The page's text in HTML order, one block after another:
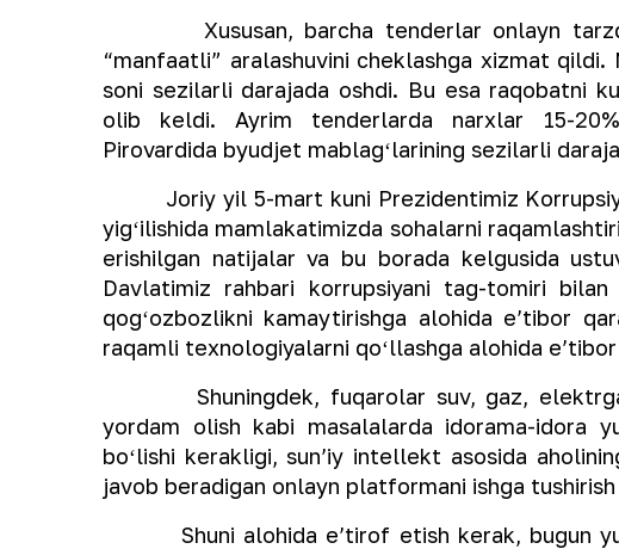
Xususan, barcha tenderlar onlayn tarzda
“manfaatli” aralashuvini cheklashga xizmat
soni sezilarli darajada oshdi. Bu esa raqobatni
olib keldi. Ayrim tenderlarda narxlar 15-
Pirovardida byudjet mablagʻlarining sezilarli
Joriy yil 5-mart kuni Prezidentimiz
yigʻilishida mamlakatimizda sohalarni
erishilgan natijalar va bu borada kelgusida
Davlatimiz rahbari korrupsiyani tag-tomiri
qogʻozbozlikni kamaytirishga alohida eʼtibor
raqamli texnologiyalarni qoʻllashga alohida
Shuningdek, fuqarolar suv, gaz, elektrga
yordam olish kabi masalalarda idorama-idora
boʻlishi kerakligi, sunʼiy intellekt asosida
javob beradigan onlayn platformani ishga
Shuni alohida eʼtirof etish kerak, bugun